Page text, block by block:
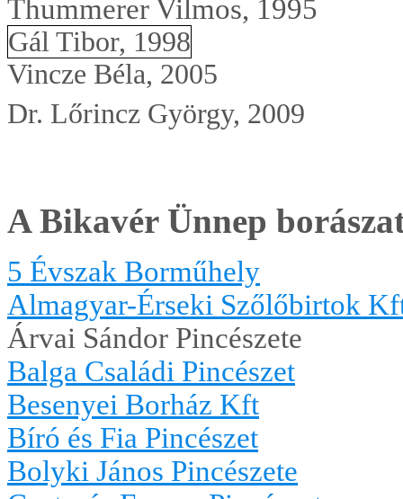
Thummerer Vilmos, 1995
Gál Tibor, 1998
Vincze Béla, 2005
Dr. Lőrincz György, 2009
A Bikavér Ünnep
5 Évszak Borműhely
Almagyar-Érseki Szőlőbirtok
Árvai Sándor Pincészete
Balga Családi Pincészet
Besenyei Borház Kft
Bíró és Fia Pincészet
Bolyki János Pincészete